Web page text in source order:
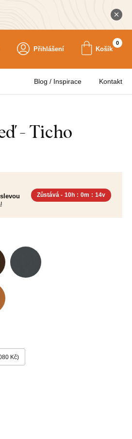
Přihlášení Košík
0
Blog / Inspirace Kontakt
- Ticho
Zůstává - 10h : 0m : 13v
+1 080 Kč